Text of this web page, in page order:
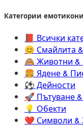
Категории емотикони
📕️ Всички
😊️ Смайлита
🙈️ Животни &
🍔️ Ядене &
⚽️ Дейности
🚀️ Пътуване
💡️ Обекти
❤️ Символи &